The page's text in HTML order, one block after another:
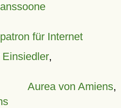
für Internet
,
Aurea von Amiens,